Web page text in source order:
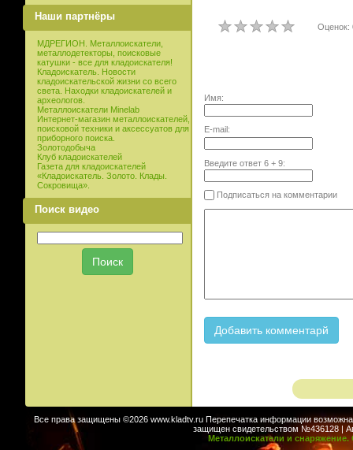
Наши партнёры
МДРЕГИОН. Металлоискатели,
металлодетекторы, поисковые
катушки - все для кладоискателя!
Кладоискатель. Новости
кладоискательской жизни со всего
света. Находки кладоискателей и
археологов.
Металлоискатели Minelab
Интернет-магазин металлоискателей,
поисковой техники и аксессуатов для
приборного поиска.
Золотодобыча
Клуб кладоискателей
Газета для кладоискателей
«Кладоискатель. Золото. Клады.
Сокровища».
Поиск видео
Оценок:
Имя:
E-mail:
Введите ответ 6+ 9:
Подписаться на комментарии
Все права защищены ©2026 www.kladtv.ru Перепечатка информации возможна
защищен свидетельством №436128 |
Металлоискатели и